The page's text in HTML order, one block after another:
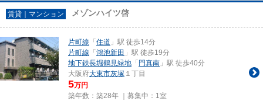
賃貸｜マンション メゾンハイツ啓
片町線 「 住道 」駅 徒歩14分
片町線 「 鴻池新田 」駅 徒歩19分
地下鉄長堀鶴見緑地 「 門真南 」駅 徒歩40分
大阪府大東市灰塚 １丁目
5万円
築年数：築28年 ｜募集中： 1室